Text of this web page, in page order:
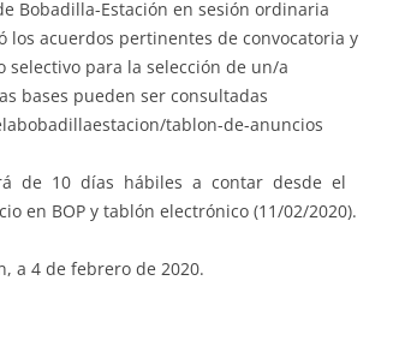
Bobadilla-Estación en sesión ordinaria
los acuerdos pertinentes de convocatoria y
para la selección de un/a
bases pueden ser consultadas
tablon-de-anuncios
de 10 días hábiles a contar desde el
en BOP y tablón electrónico (11/02/2020).
a 4 de febrero de 2020.